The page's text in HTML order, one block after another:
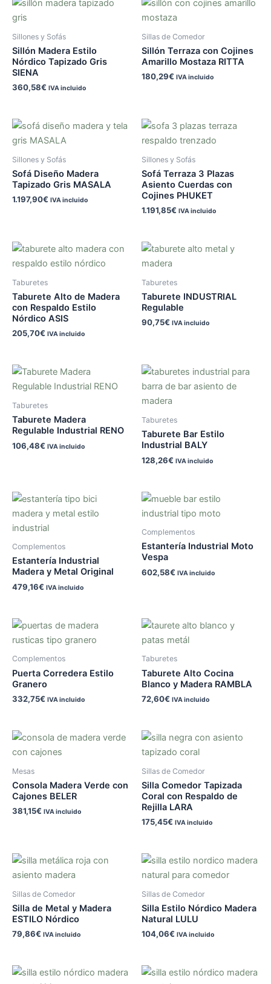
Sillones y Sofás
Sillón Madera Estilo
Nórdico Tapizado Gris
SIENA
360,58€ IVA incluido
Sillas de Comedor
Sillón Terraza con Cojines
Amarillo Mostaza RITTA
180,29€ IVA incluido
Sillones y Sofás
Sofá Diseño Madera
Tapizado Gris MASALA
1.197,90€ IVA incluido
Sillones y Sofás
Sofá Terraza 3 Plazas
Asiento Cuerdas con
Cojines PHUKET
1.191,85€ IVA incluido
Taburetes
Taburete Alto de Madera
con Respaldo Estilo
Nórdico ASIS
205,70€ IVA incluido
Taburetes
Taburete INDUSTRIAL
Regulable
90,75€ IVA incluido
Taburetes
Taburete Madera
Regulable Industrial RENO
106,48€ IVA incluido
Taburetes
Taburete Bar Estilo
Industrial BALY
128,26€ IVA incluido
Complementos
Estantería Industrial
Madera y Metal Original
479,16€ IVA incluido
Complementos
Estantería Industrial Moto
Vespa
602,58€ IVA incluido
Complementos
Puerta Corredera Estilo
Granero
332,75€ IVA incluido
Taburetes
Taburete Alto Cocina
Blanco y Madera RAMBLA
72,60€ IVA incluido
Mesas
Consola Madera Verde con
Cajones BELER
381,15€ IVA incluido
Sillas de Comedor
Silla Comedor Tapizada
Coral con Respaldo de
Rejilla LARA
175,45€ IVA incluido
Sillas de Comedor
Silla de Metal y Madera
ESTILO Nórdico
79,86€ IVA incluido
Sillas de Comedor
Silla Estilo Nórdico Madera
Natural LULU
104,06€ IVA incluido